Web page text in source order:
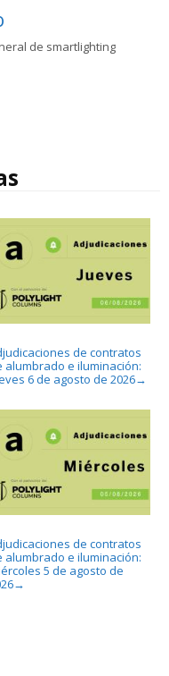
de smartlighting
de contratos
alumbrado e iluminación:
6 de agosto de 2026→
de contratos
alumbrado e iluminación:
5 de agosto de
→